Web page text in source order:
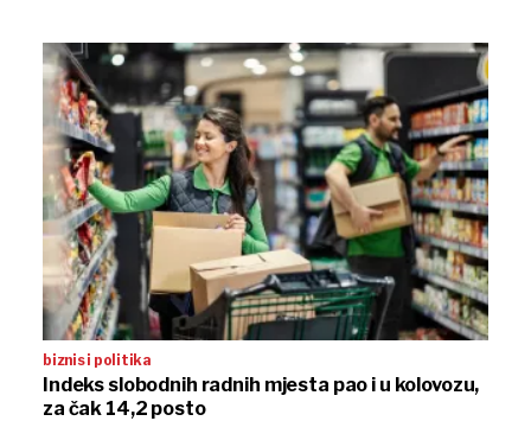
biznis i politika
Indeks slobodnih radnih mjesta pao i u kolovozu,
za čak 14,2 posto